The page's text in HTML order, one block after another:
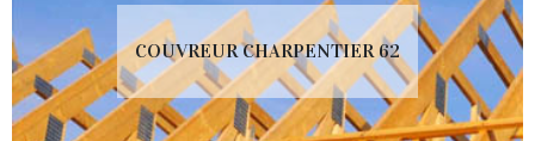
COUVREUR CHARPENTIER 62